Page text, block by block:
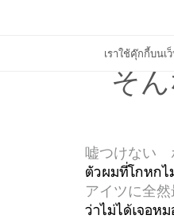
เราใช้คุ๊กกี้บนเ
そ
嘘つけない
ตัวผมที่โกหกไ
アイツに全
ว่าไม่ได้เจอห